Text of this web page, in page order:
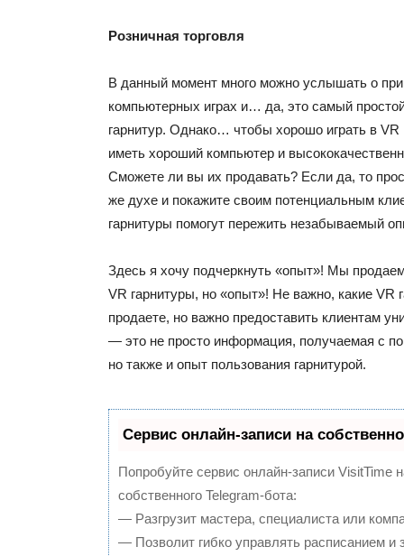
Розничная торговля
В данный момент много можно услышать о
компьютерных играх и… да, это самый
гарнитур. Однако… чтобы хорошо играть в VR
иметь хороший компьютер и
Сможете ли вы их продавать? Если да, то
же духе и покажите своим потенциальным
гарнитуры помогут пережить незабываемый
Здесь я хочу подчеркнуть «опыт»! Мы
VR гарнитуры, но «опыт»! Не важно, какие VR
продаете, но важно предоставить клиентам
— это не просто информация, получаемая с
но также и опыт пользования гарнитурой.
Сервис онлайн-записи на
Попробуйте сервис онлайн-записи VisitTime
собственного Telegram-бота:
— Разгрузит мастера, специалиста или
— Позволит гибко управлять расписанием и